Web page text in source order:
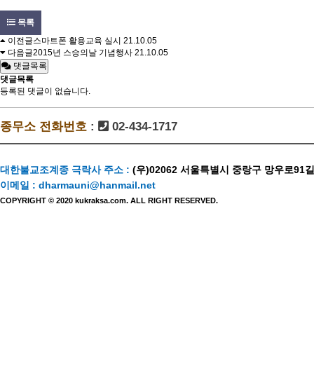
목록
이전글스마트폰 활용교육 실시 21.10.05
다음글2015년 스승의날 기념행사 21.10.05
댓글목록
댓글목록
등록된 댓글이 없습니다.
종무소 전화번호 : 02-434-1717
대한불교조계종 극락사 주소 : (우)02062 서울특별시 중랑구 망우로91
이메일 : dharmauni@hanmail.net
COPYRIGHT © 2020 kukraksa.com. ALL RIGHT RESERVED.